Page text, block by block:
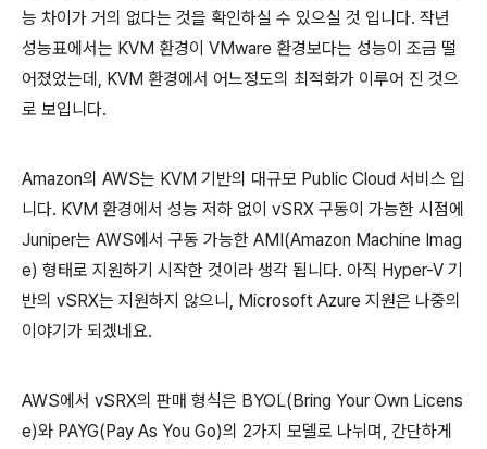
능 차이가 거의 없다는 것을 확인하실 수 있으실 것 입니다. 작년
성능표에서는 KVM 환경이 VMware 환경보다는 성능이 조금 떨
어졌었는데, KVM 환경에서 어느정도의 최적화가 이루어 진 것으
로 보입니다.
Amazon의 AWS는 KVM 기반의 대규모 Public Cloud 서비스 입
니다. KVM 환경에서 성능 저하 없이 vSRX 구동이 가능한 시점에
Juniper는 AWS에서 구동 가능한 AMI(Amazon Machine Imag
e) 형태로 지원하기 시작한 것이라 생각 됩니다. 아직 Hyper-V 기
반의 vSRX는 지원하지 않으니, Microsoft Azure 지원은 나중의
이야기가 되겠네요.
AWS에서 vSRX의 판매 형식은 BYOL(Bring Your Own Licens
e)와 PAYG(Pay As You Go)의 2가지 모델로 나뉘며, 간단하게